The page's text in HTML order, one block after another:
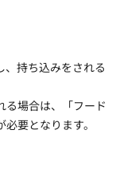
、持ち込みをされる
場合は、「フード
要となります。